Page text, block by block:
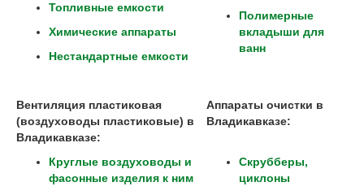
Топливные емкости
Химические аппараты
Нестандартные емкости
Полимерные
вкладыши для
ванн
Вентиляция пластиковая
(воздуховоды пластиковые) в
Владикавказе:
Круглые воздуховоды и
фасонные изделия к ним
Аппараты очистки в
Владикавказе:
Скрубберы,
циклоны